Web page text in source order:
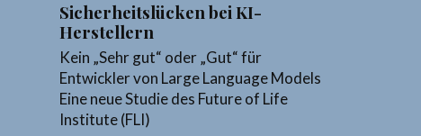
Sicherheitslücken bei KI-
Herstellern
Kein „Sehr gut“ oder „Gut“ für
Entwickler von Large Language Models
Eine neue Studie des Future of Life
Institute (FLI)